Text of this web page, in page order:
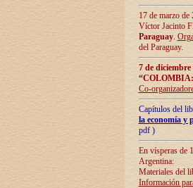
17 de marzo
Víctor Jacinto
Paraguay.
del Paraguay.
7 de
Co-
Capítulos del
la economía y
pdf )
En vísperas de
Argentina:
Materiales del
Información